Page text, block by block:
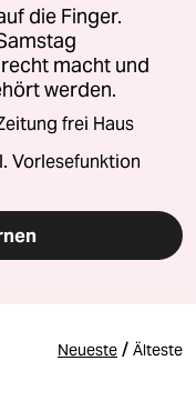
die Finger.
macht und
werden.
frei Haus
Vorlesefunktion
Neueste / Älteste